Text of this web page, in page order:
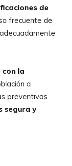
de
frecuente de
la
a
preventivas
segura y